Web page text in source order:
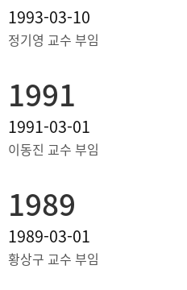
1993-03-10
정기영 교수 부임
1991
1991-03-01
이동진 교수 부임
1989
1989-03-01
황상구 교수 부임